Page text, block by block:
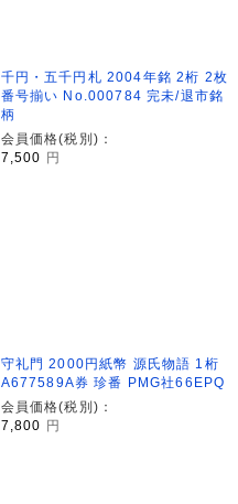
千円・五千円札 2004年銘 2桁 2枚
番号揃い No.000784 完未/退市銘
柄
会員価格(税別)：
7,500 円
守礼門 2000円紙幣 源氏物語 1桁
A677589A券 珍番 PMG社66EPQ
会員価格(税別)：
7,800 円